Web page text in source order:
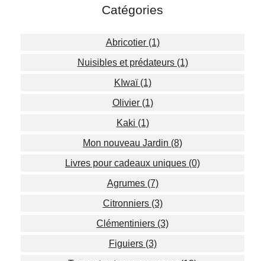
Catégories
Abricotier (1)
Nuisibles et prédateurs (1)
KIwaï (1)
Olivier (1)
Kaki (1)
Mon nouveau Jardin (8)
Livres pour cadeaux uniques (0)
Agrumes (7)
Citronniers (3)
Clémentiniers (3)
Figuiers (3)